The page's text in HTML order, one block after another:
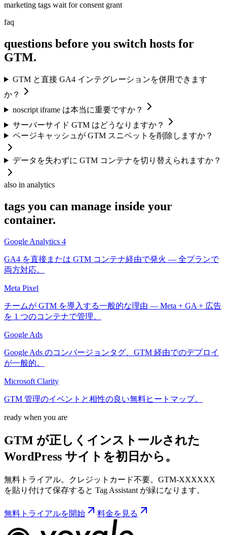
marketing tags wait for consent grant
faq
questions before you switch hosts for
GTM.
GTM と直接 GA4 インテグレーションを併用できます
か？
noscript iframe は本当に重要ですか？
サーバーサイド GTM はどうなりますか？
ページキャッシュが GTM スニペットを削除しますか？
データを失わずに GTM コンテナを切り替えられますか？
also in analytics
tags you can manage inside your
container.
Google Analytics 4
GA4 を直接または GTM コンテナ経由で発火 — 全プランで
両方対応。
Meta Pixel
チームが GTM を導入する一般的な理由 — Meta + GA + 広告
を 1 つのコンテナで管理。
Google Ads
Google Ads のコンバージョンタグ、GTM 経由でのデプロイ
が一般的。
Microsoft Clarity
GTM 管理のイベントと相性の良い無料ヒートマップ。
ready when you are
GTM が正しくインストールされた
WordPress サイトを初日から。
無料トライアル。クレジットカード不要。GTM-XXXXXX
を貼り付けて保存すると Tag Assistant が緑になります。
無料トライアルを開始 料金を見る